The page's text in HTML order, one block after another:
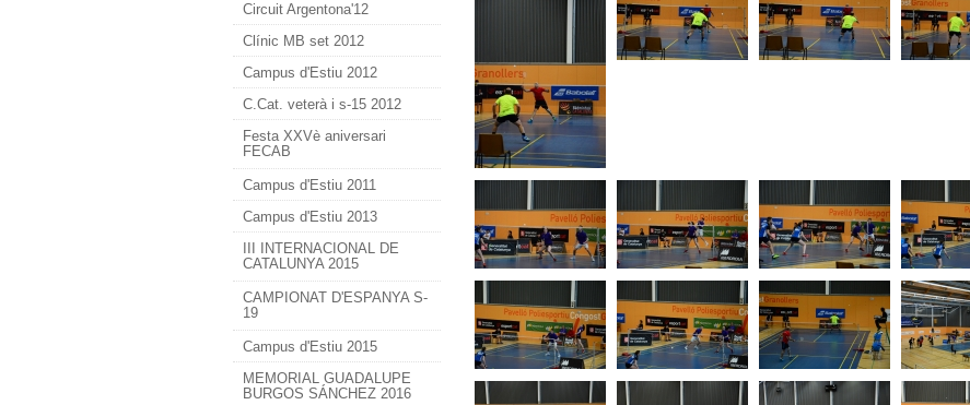
Circuit Argentona'12
Clínic MB set 2012
Campus d'Estiu 2012
C.Cat. veterà i s-15 2012
Festa XXVè aniversari
FECAB
Campus d'Estiu 2011
Campus d'Estiu 2013
III INTERNACIONAL DE
CATALUNYA 2015
CAMPIONAT D'ESPANYA S-
19
Campus d'Estiu 2015
MEMORIAL GUADALUPE
BURGOS SÁNCHEZ 2016